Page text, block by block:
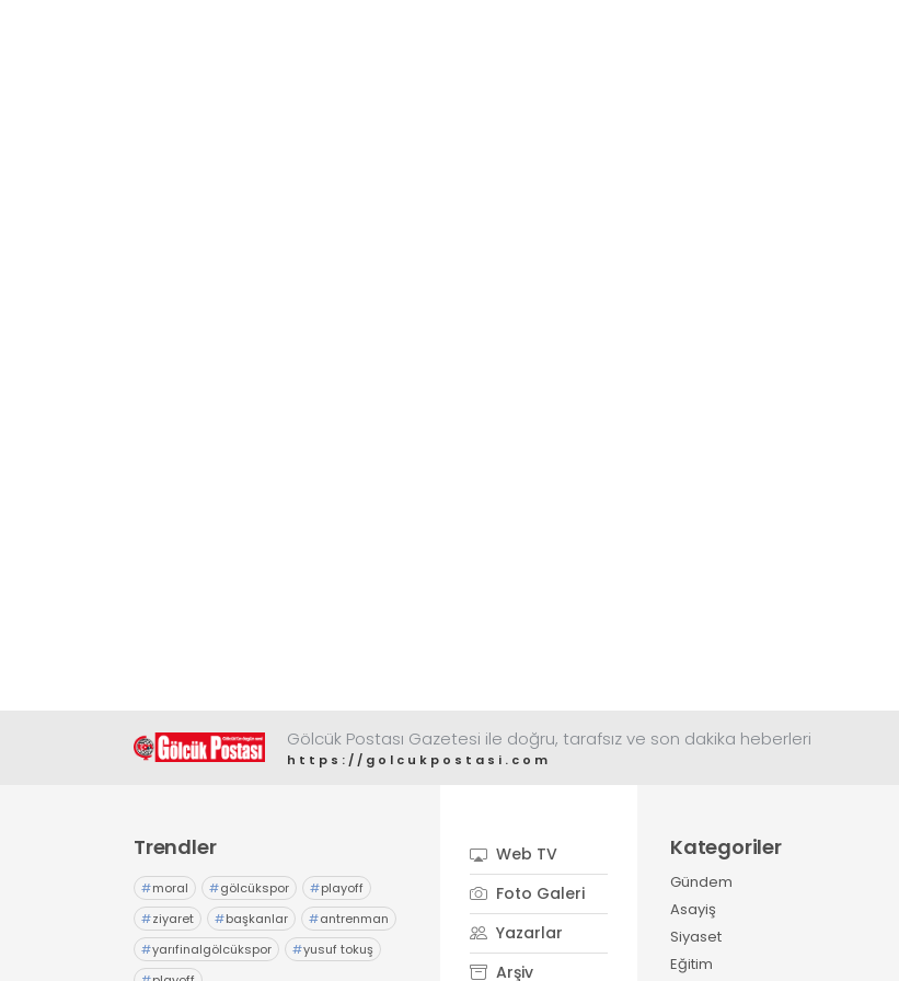
Gölcük Postası Gazetesi ile doğru, tarafsız ve son dakika heberleri
https://golcukpostasi.com
Trendler
#moral #gölcükspor #playoff
#ziyaret #başkanlar #antrenman
#yarıfinalgölcükspor #yusuf tokuş
Web TV
Foto Galeri
Yazarlar
Arşiv
Kategoriler
Gündem
Asayiş
Siyaset
Eğitim